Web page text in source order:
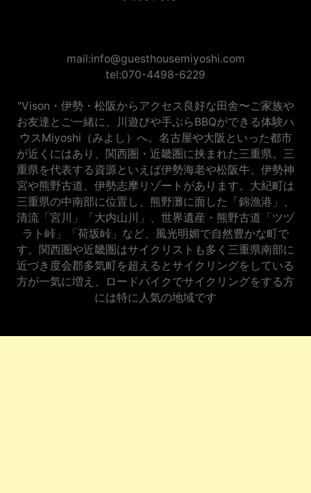
mail:info@guesthousemiyoshi.com
tel:070-4498-6229
"Vison・伊勢・松阪からアクセス良好な田舎〜ご家族や
お友達とご一緒に、川遊びや手ぶらBBQができる体験ハ
ウスMiyoshi（みよし）へ。名古屋や大阪といった都市
が近くにはあり、関西圏・近畿圏に挟まれた三重県。三
重県を代表する資源といえば伊勢海老や松阪牛、伊勢神
宮や熊野古道、伊勢志摩リゾートがあります。大紀町は
三重県の中南部に位置し、熊野灘に面した「錦漁港」、
清流「宮川」「大内山川」、世界遺産・熊野古道「ツヅ
ラト峠」「荷坂峠」など、風光明媚で自然豊かな町で
す。関西圏や近畿圏はサイクリストも多く三重県南部に
近づき度会郡多気町を超えるとサイクリングをしている
方が一気に増え、ロードバイクでサイクリングをする方
には特に人気の地域です